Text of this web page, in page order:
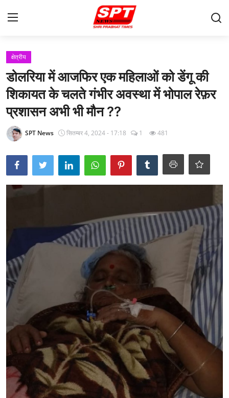
मुखपृष्ठ
Contact
About-Us
क्षेत्रीय
Gallery
मध्यप्रदेश
शिक्षा जगत
सेहत
मनोरंजन
अपराध
विडियो
क्षेत्रीय
डोलरिया में आजफिर एक महिलाओं को डेंगू की
शिकायत के चलते गंभीर अवस्था में भोपाल रेफ़र
प्रशासन अभी भी मौन ??
SPT News सितम्बर 4, 2024 - 17:18 1 481